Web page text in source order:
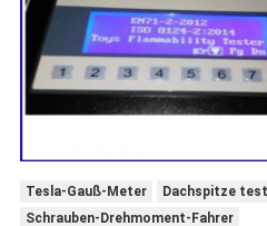
Tesla-Gauß-Meter
Dachspitze
Schrauben-Drehmoment-Fahrer